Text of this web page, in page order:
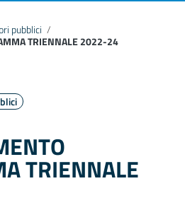
pubblici /
TRIENNALE 2022-24
TRIENNALE